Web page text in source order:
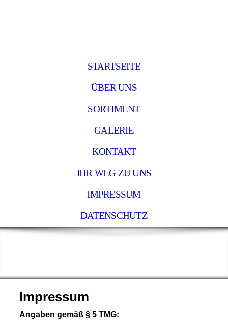
STARTSEITE
ÜBER UNS
SORTIMENT
GALERIE
KONTAKT
IHR WEG ZU UNS
IMPRESSUM
DATENSCHUTZ
Impressum
Angaben gemäß § 5 TMG: